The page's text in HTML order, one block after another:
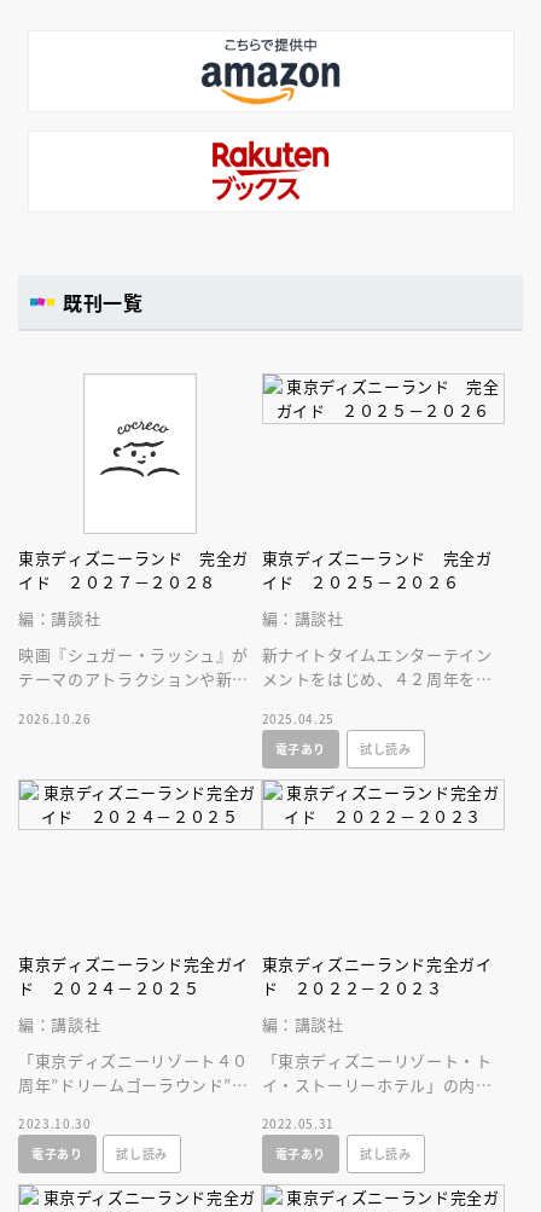
既刊一覧
東京ディズニーランド 完全ガ
イド ２０２７－２０２８
編：講談社
映画『シュガー・ラッシュ』が
テーマのアトラクションや新生
東京ディズニーランドの最新情
2026.10.26
東京ディズニーランド 完全ガ
イド ２０２５－２０２６
編：講談社
新ナイトタイムエンターテイン
メントをはじめ、４２周年を迎
ィズニーランドの最新情報をお
届けします！
2025.04.25
電子あり
試し読み
東京ディズニーランド完全ガイ
ド ２０２４－２０２５
編：講談社
「東京ディズニーリゾート４０
周年”ドリームゴーラウンド”」
の最新情報をいち早くお届けい
たします！
2023.10.30
電子あり
試し読み
東京ディズニーランド完全ガイ
ド ２０２２－２０２３
編：講談社
「東京ディズニーリゾート・ト
イ・ストーリーホテル」の内容
ートの最新情報をいち早く紹介
いたします！
2022.05.31
電子あり
試し読み